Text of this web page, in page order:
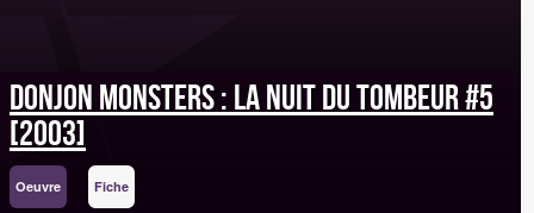
Donjon Monsters : La Nuit du tombeur #5
[2003]
Oeuvre Fiche